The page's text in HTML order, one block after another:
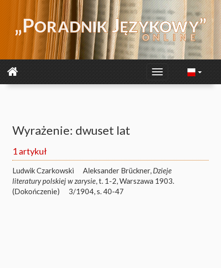
Wyrażenie: dwuset lat
1 artykuł
Ludwik Czarkowski Aleksander Brückner, Dzieje
literatury polskiej w zarysie, t. 1-2, Warszawa 1903.
(Dokończenie)
3/1904, s. 40-47